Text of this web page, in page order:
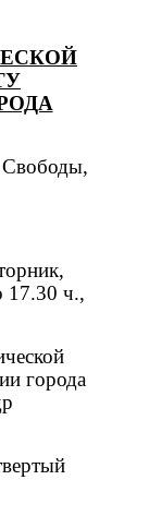
Свободы,
17.30 ч.,
города